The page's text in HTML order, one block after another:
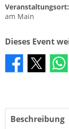
Veranstaltungsort:
am Main
Dieses Event
Beschreibung